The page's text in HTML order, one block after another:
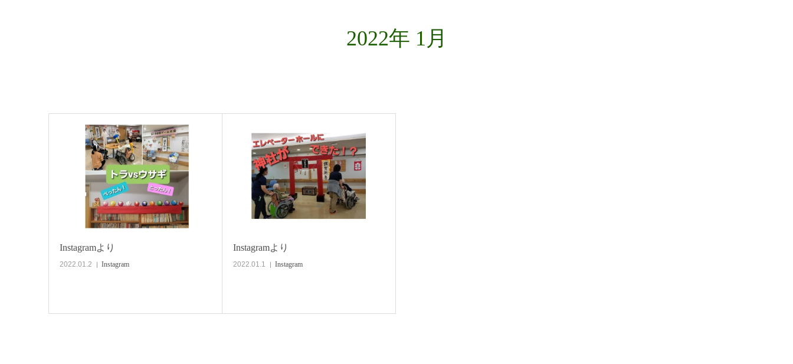
2022年 1月
Instagramより
2022.01.2 Instagram
Instagramより
2022.01.1 Instagram